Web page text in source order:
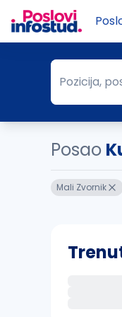
Pozicija,
Pozicija,
Posao
Mali Zvornik